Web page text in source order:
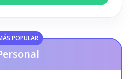
POPULAR